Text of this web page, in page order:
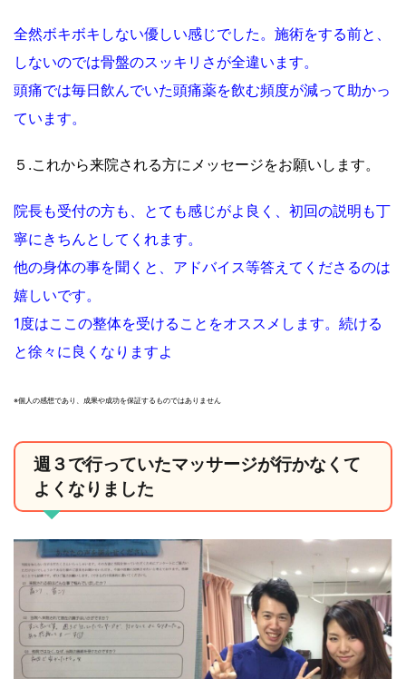
全然ボキボキしない優しい感じでした。施術をする前と、
しないのでは骨盤のスッキリさが全違います。
頭痛では毎日飲んでいた頭痛薬を飲む頻度が減って助かっ
ています。
５.これから来院される方にメッセージをお願いします。
院長も受付の方も、とても感じがよ良く、初回の説明も丁
寧にきちんとしてくれます。
他の身体の事を聞くと、アドバイス等答えてくださるのは
嬉しいです。
1度はここの整体を受けることをオススメします。続ける
と徐々に良くなりますよ
※個人の感想であり、成果や成功を保証するものではありません
週３で行っていたマッサージが行かなくて
よくなりました